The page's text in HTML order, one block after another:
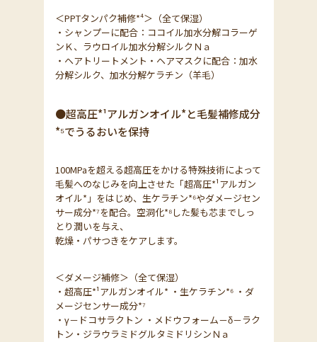
＜PPTタンパク補修*⁴＞（全て保湿）
・シャンプーに配合：ココイル加水分解コラーゲ
ンＫ、ラウロイル加水分解シルクＮａ
・ヘアトリートメント・ヘアマスクに配合：加水
分解シルク、加水分解ケラチン（羊毛）
●超高圧*¹アルガンオイル*と毛髪補修成分
*⁵でうるおいを保持
100MPaを超える超高圧をかける特殊技術によって
毛髪へのなじみを向上させた「超高圧*¹アルガン
オイル*」をはじめ、生ケラチン*⁶やダメージセン
サー成分*⁷を配合。空洞化*⁸した髪も芯までしっ
とり潤いを与え、
乾燥・パサつきをケアします。
＜ダメージ補修＞（全て保湿）
・超高圧*¹アルガンオイル* ・生ケラチン*⁶ ・ダ
メージセンサー成分*⁷
・γ－ドコサラクトン ・メドウフォーム－δ－ラク
トン・ジラウラミドグルタミドリシンＮａ